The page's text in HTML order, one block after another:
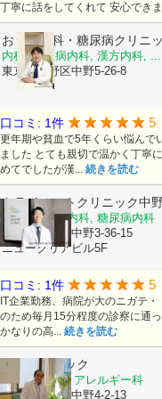
丁寧に話をしてくれて 安心でき
おうじ内科・糖尿病クリニ
内科, 糖尿病内科, 漢方内科, ...
東京都中野区中野5-26-8
口コミ: 1件 5
更年期や貧血で5年くらい悩んで
ました とても親切で温かく丁寧
めてでしたが漢... 続きを読む
トライハートクリニック中野
循環器内科, 内科, 糖尿病内科
東京都中野区中野3-36-15
ニュークリアビル5F
口コミ: 1件 5
IT企業勤務、病院が大のニガテ・
のため毎月15分程度の診察に通
かなりの高... 続きを読む
ゲンクリニック
内科, 婦人科, アレルギー科
東京都中野区中野4-2-13